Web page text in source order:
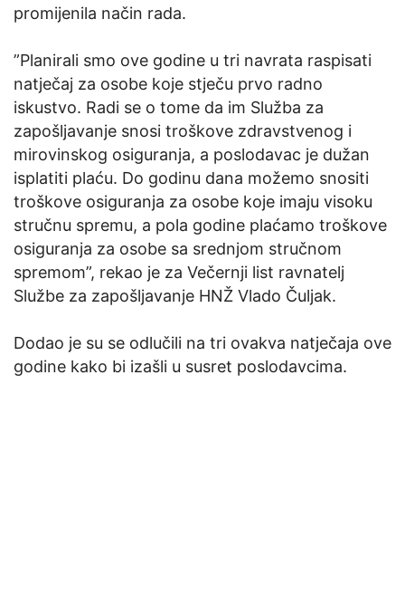
promijenila način rada.
”Planirali smo ove godine u tri navrata raspisati
natječaj za osobe koje stječu prvo radno
iskustvo. Radi se o tome da im Služba za
zapošljavanje snosi troškove zdravstvenog i
mirovinskog osiguranja, a poslodavac je dužan
isplatiti plaću. Do godinu dana možemo snositi
troškove osiguranja za osobe koje imaju visoku
stručnu spremu, a pola godine plaćamo troškove
osiguranja za osobe sa srednjom stručnom
spremom”, rekao je za Večernji list ravnatelj
Službe za zapošljavanje HNŽ Vlado Čuljak.
Dodao je su se odlučili na tri ovakva natječaja ove
godine kako bi izašli u susret poslodavcima.